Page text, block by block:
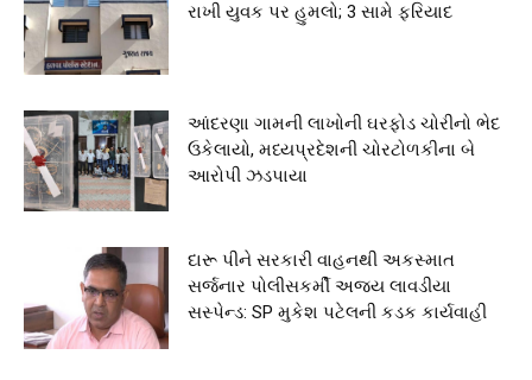
રાખી યુવક પર હુમલો; 3 સામે ફરિયાદ
આંદરણા ગામની લાખોની ઘરફોડ ચોરીનો ભેદ
ઉકેલાયો, મધ્યપ્રદેશની ચોરટોળકીના બે
આરોપી ઝડપાયા
દારૂ પીને સરકારી વાહનથી અકસ્માત
સર્જનાર પોલીસકર્મી અજય લાવડીયા
સસ્પેન્ડ: SP મુકેશ પટેલની કડક કાર્યવાહી